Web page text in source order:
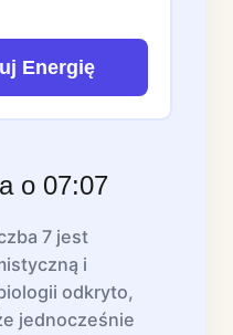
Energię
o 07:07
7 jest
i
odkryto,
jednocześnie